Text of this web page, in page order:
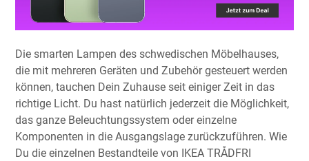
Die smarten Lampen des schwedischen Möbelhauses,
die mit mehreren Geräten und Zubehör gesteuert werden
können, tauchen Dein Zuhause seit einiger Zeit in das
richtige Licht. Du hast natürlich jederzeit die Möglichkeit,
das ganze Beleuchtungssystem oder einzelne
Komponenten in die Ausgangslage zurückzuführen. Wie
Du die einzelnen Bestandteile von IKEA TRÅDFRI